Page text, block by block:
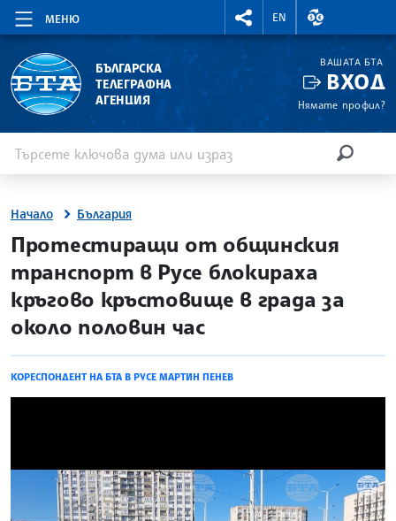
МЕНЮ
RIGHTMENU.SOCIAL
EN
ВАЛУТНИ
БЪЛГАРСКА
ТЕЛЕГРАФНА
АГЕНЦИЯ
ВАШАТА БТА
ВХОД
Нямате профил?
Начало България
site.bta
Протестиращи от общинския
транспорт в Русе блокираха
кръгово кръстовище в града за
около половин час
КОРЕСПОНДЕНТ НА БТА В РУСЕ МАРТИН ПЕНЕВ